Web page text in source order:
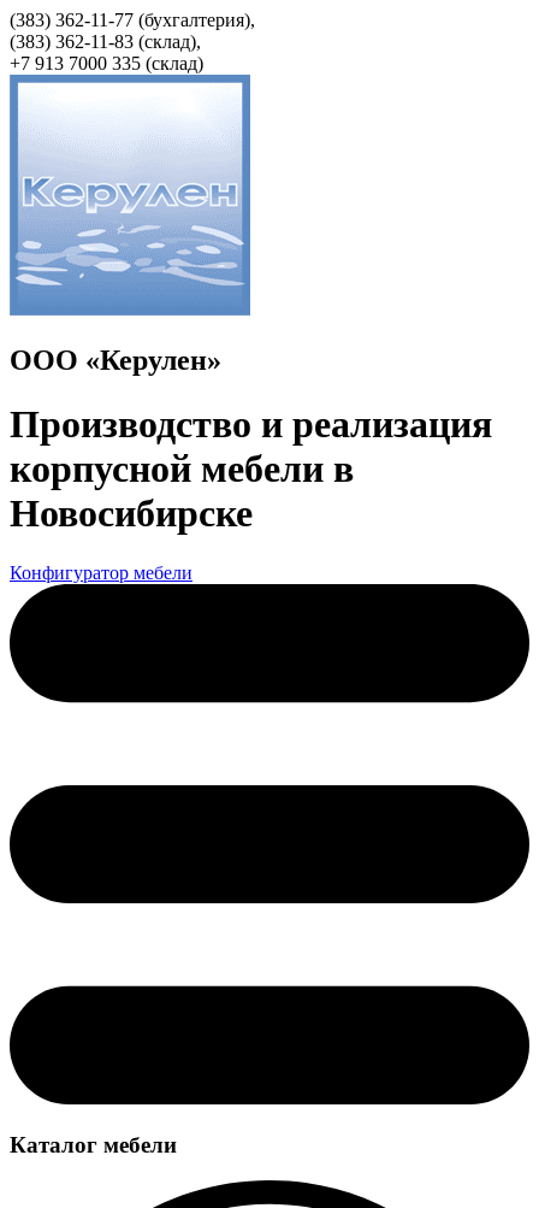
(383) 362-11-77 (бухгалтерия),
(383) 362-11-83 (cклад),
+7 913 7000 335 (склад)
ООО «Керулен»
Производство и реализация
корпусной мебели в
Новосибирске
Конфигуратор мебели
Каталог мебели